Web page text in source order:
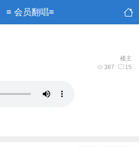
≡ 会员翻唱≡
楼主
387 15